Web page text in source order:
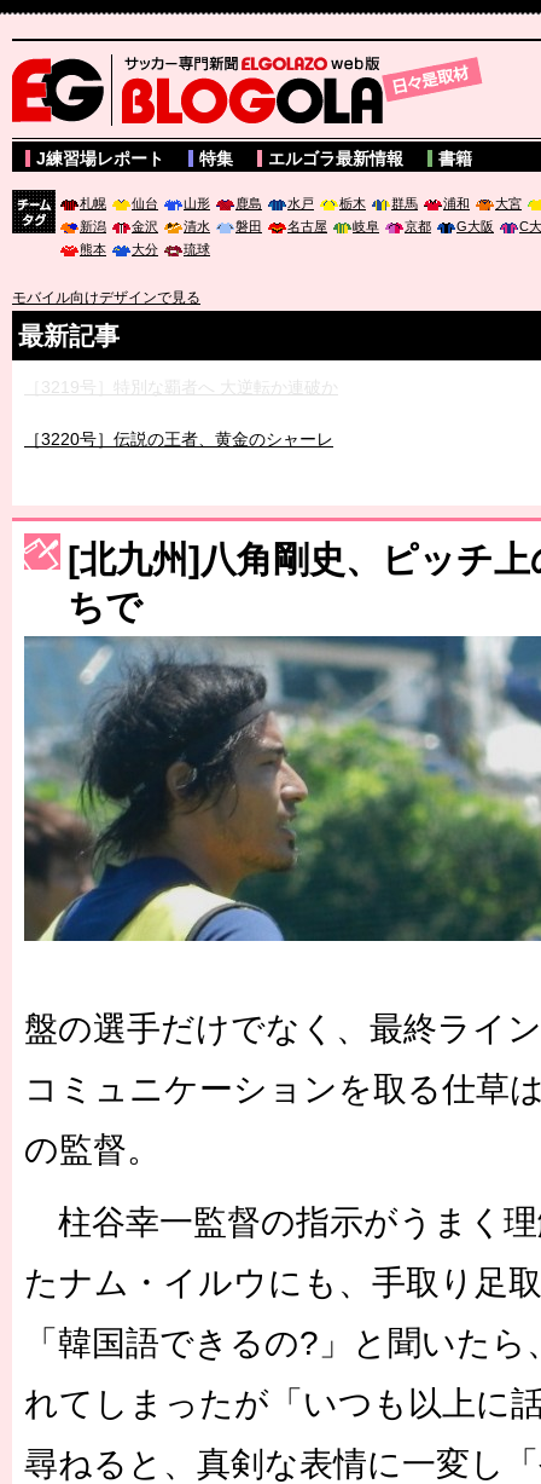
サッカー専門新聞ELGOLAZO web版 BLOGOLA
J練習場レポート 特集 エルゴラ最新情報 書籍
札幌 仙台 山形 鹿島 水戸 栃木 群馬 浦和
大宮
新潟
金沢 清水 磐田 名古屋 岐阜 京都 G大阪
C
熊本
大分 琉球
モバイル向けデザインで見る
最新記事
［3219号］特別な覇者へ 大逆転か連破か
［3220号］伝説の王者、黄金のシャーレ
［3230号］世界一への夢は終わらない
［3223号］一丸。日本出陣
［3222号］史上最大のW杯開幕 注目は「個」
長谷川 アーリアジャスールさんがシンポジウム「気候変動から命
[北九州]八角剛史、ピッチ
ちで
盤の選手だけでなく、最終ライ
コミュニケーションを取る仕草
の監督。
柱谷幸一監督の指示がうまく
たナム・イルウにも、手取り足
「韓国語できるの?」と聞いた
れてしまったが「いつも以上に
尋ねると、真剣な表情に一変し